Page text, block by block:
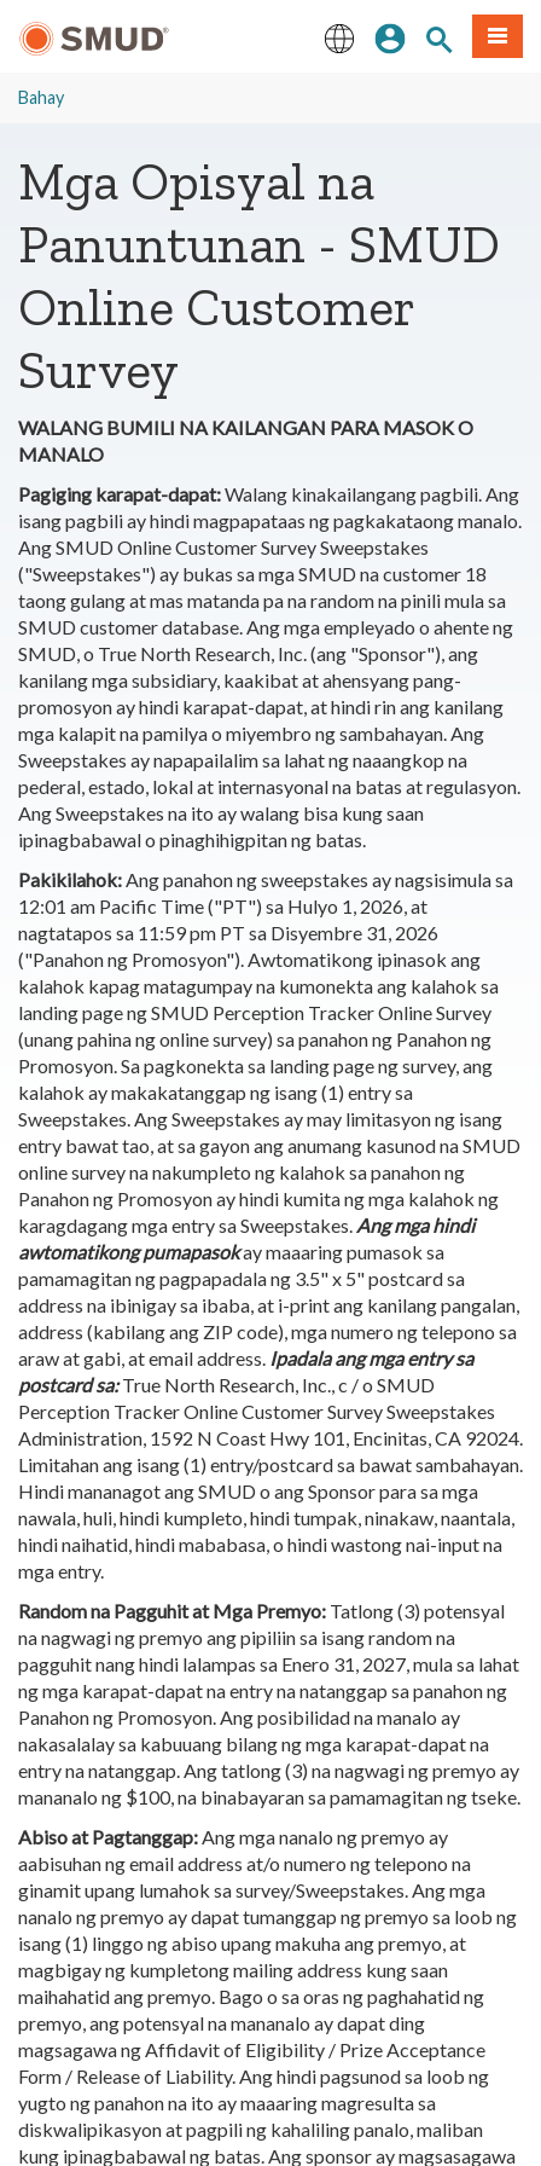
Nilalaman
Mag-sign InMenu
Bahay
Mga Opisyal na
Panuntunan - SMUD
Online Customer
Survey
WALANG BUMILI NA KAILANGAN PARA MASOK O
MANALO
Pagiging karapat-dapat:Walang kinakailangang pagbili. Ang
isang pagbili ay hindi magpapataas ng pagkakataong manalo.
Ang SMUD Online Customer Survey Sweepstakes
("Sweepstakes") ay bukas sa mga SMUD na customer 18
taong gulang at mas matanda pa na random na pinili mula sa
SMUD customer database. Ang mga empleyado o ahente ng
SMUD, o True North Research, Inc. (ang "Sponsor"), ang
kanilang mga subsidiary, kaakibat at ahensyang pang-
promosyon ay hindi karapat-dapat, at hindi rin ang kanilang
mga kalapit na pamilya o miyembro ng sambahayan. Ang
Sweepstakes ay napapailalim sa lahat ng naaangkop na
pederal, estado, lokal at internasyonal na batas at regulasyon.
Ang Sweepstakes na ito ay walang bisa kung saan
ipinagbabawal o pinaghihigpitan ng batas.
Pakikilahok:Ang panahon ng sweepstakes ay nagsisimula sa
12:01 am Pacific Time ("PT") sa Hulyo 1, 2026, at
nagtatapos sa 11:59 pm PT sa Disyembre 31, 2026
("Panahon ng Promosyon"). Awtomatikong ipinasok ang
kalahok kapag matagumpay na kumonekta ang kalahok sa
landing page ng SMUD Perception Tracker Online Survey
(unang pahina ng online survey) sa panahon ng Panahon ng
Promosyon. Sa pagkonekta sa landing page ng survey, ang
kalahok ay makakatanggap ng isang (1) entry sa
Sweepstakes. Ang Sweepstakes ay may limitasyon ng isang
entry bawat tao, at sa gayon ang anumang kasunod na SMUD
online survey na nakumpleto ng kalahok sa panahon ng
Panahon ng Promosyon ay hindi kumita ng mga kalahok ng
karagdagang mga entry sa Sweepstakes.Ang mga hindi
awtomatikong pumapasokay maaaring pumasok sa
pamamagitan ng pagpapadala ng 3.5" x 5" postcard sa
address na ibinigay sa ibaba, at i-print ang kanilang pangalan,
address (kabilang ang ZIP code), mga numero ng telepono sa
araw at gabi, at email address. Ipadala ang mga entry sa
postcard sa:True North Research, Inc., c / o SMUD
Perception Tracker Online Customer Survey Sweepstakes
Administration, 1592 N Coast Hwy 101, Encinitas, CA 92024.
Limitahan ang isang (1) entry/postcard sa bawat sambahayan.
Hindi mananagot ang SMUD o ang Sponsor para sa mga
nawala, huli, hindi kumpleto, hindi tumpak, ninakaw, naantala,
hindi naihatid, hindi mababasa, o hindi wastong nai-input na
mga entry.
Random na Pagguhit at Mga Premyo: Tatlong (3) potensyal
na nagwagi ng premyo ang pipiliin sa isang random na
pagguhit nang hindi lalampas sa Enero 31, 2027, mula sa lahat
ng mga karapat-dapat na entry na natanggap sa panahon ng
Panahon ng Promosyon. Ang posibilidad na manalo ay
nakasalalay sa kabuuang bilang ng mga karapat-dapat na
entry na natanggap. Ang tatlong (3) na nagwagi ng premyo ay
mananalo ng $100, na binabayaran sa pamamagitan ng tseke.
Abiso at Pagtanggap:Ang mga nanalo ng premyo ay
aabisuhan ng email address at/o numero ng telepono na
ginamit upang lumahok sa survey/Sweepstakes. Ang mga
nanalo ng premyo ay dapat tumanggap ng premyo sa loob ng
isang (1) linggo ng abiso upang makuha ang premyo, at
magbigay ng kumpletong mailing address kung saan
maihahatid ang premyo. Bago o sa oras ng paghahatid ng
premyo, ang potensyal na mananalo ay dapat ding
magsagawa ng Affidavit of Eligibility / Prize Acceptance
Form / Release of Liability. Ang hindi pagsunod sa loob ng
yugto ng panahon na ito ay maaaring magresulta sa
diskwalipikasyon at pagpili ng kahaliling panalo, maliban
kung ipinagbabawal ng batas. Ang sponsor ay magsasagawa